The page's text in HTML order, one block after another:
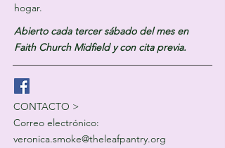
hogar.
Abierto cada tercer sábado del mes en
Faith Church Midfield y con cita previa.
CONTACTO >
Correo electrónico:
veronica.smoke@theleafpantry.org